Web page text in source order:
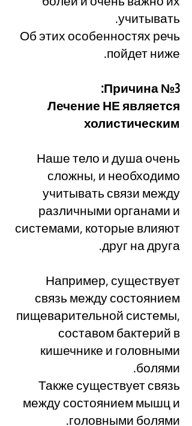
учитывать.
Об этих особенностях речь
пойдет ниже.
Причина №3: ​​
Лечение НЕ является
холистическим
Наше тело и душа очень
сложны, и необходимо
учитывать связи между
различными органами и
системами, которые влияют
друг на друга.
Например, существует
связь между состоянием
пищеварительной системы,
составом бактерий в
кишечнике и головными
болями.
Также существует связь
между состоянием мышц и
головными болями.